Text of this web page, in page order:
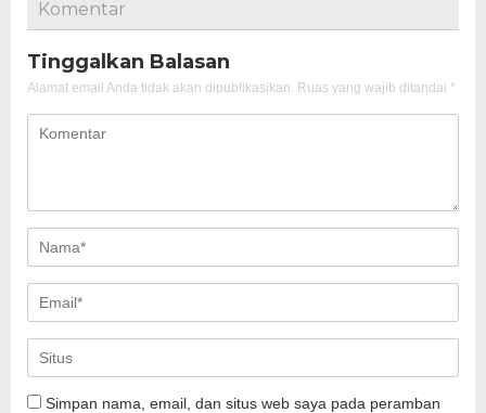
Komentar
Tinggalkan Balasan
Alamat email Anda tidak akan dipublikasikan. Ruas yang wajib ditandai *
Simpan nama, email, dan situs web saya pada peramban